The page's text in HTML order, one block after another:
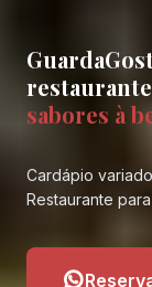
sabores à
Cardápio
Restaurante